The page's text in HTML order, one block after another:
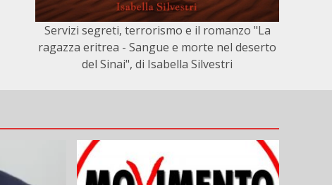
Servizi segreti, terrorismo e il romanzo "La
ragazza eritrea - Sangue e morte nel deserto
del Sinai", di Isabella Silvestri